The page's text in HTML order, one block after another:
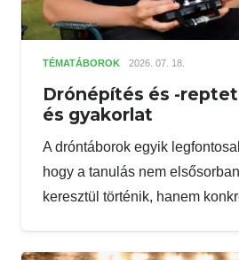
TÉMATÁBOROK 2026. 07. 18.
Drónépítés és -
és gyakorlat
A dróntáborok egyik
hogy a tanulás nem
keresztül történik, hanem